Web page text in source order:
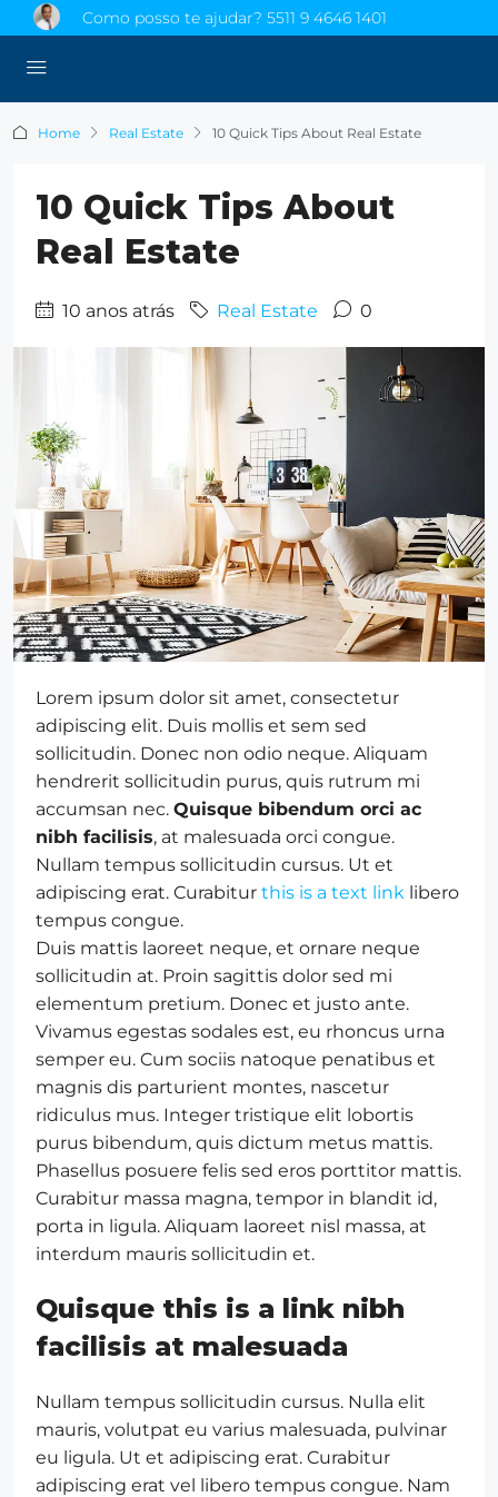
Como posso te ajudar? 5511 9 4646 1401
Home Real Estate 10 Quick Tips About Real Estate
10 Quick Tips About
Real Estate
10 anos atrás Real Estate 0
Lorem ipsum dolor sit amet, consectetur
adipiscing elit. Duis mollis et sem sed
sollicitudin. Donec non odio neque. Aliquam
hendrerit sollicitudin purus, quis rutrum mi
accumsan nec. Quisque bibendum orci ac
nibh facilisis, at malesuada orci congue.
Nullam tempus sollicitudin cursus. Ut et
adipiscing erat. Curabitur this is a text link libero
tempus congue.
Duis mattis laoreet neque, et ornare neque
sollicitudin at. Proin sagittis dolor sed mi
elementum pretium. Donec et justo ante.
Vivamus egestas sodales est, eu rhoncus urna
semper eu. Cum sociis natoque penatibus et
magnis dis parturient montes, nascetur
ridiculus mus. Integer tristique elit lobortis
purus bibendum, quis dictum metus mattis.
Phasellus posuere felis sed eros porttitor mattis.
Curabitur massa magna, tempor in blandit id,
porta in ligula. Aliquam laoreet nisl massa, at
interdum mauris sollicitudin et.
Quisque this is a link nibh
facilisis at malesuada
Nullam tempus sollicitudin cursus. Nulla elit
mauris, volutpat eu varius malesuada, pulvinar
eu ligula. Ut et adipiscing erat. Curabitur
adipiscing erat vel libero tempus congue. Nam